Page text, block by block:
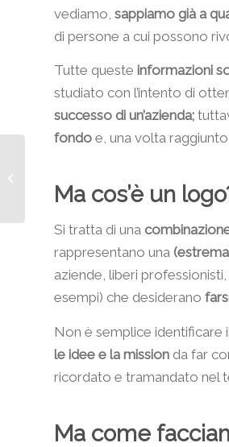
vediamo, sappiamo già a
di persone a cui possono
Tutte queste informazioni
studiato con l’intento di
successo di un’azienda;
fondo e, una volta
Ma cos’è un
Si tratta di una
rappresentano una
aziende, liberi
esempi) che desiderano
Non è semplice identificare
le idee e la mission da far
ricordato e tramandato nel
Ma come